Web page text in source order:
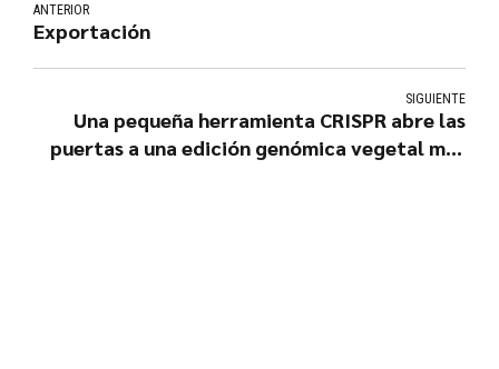
ANTERIOR
Exportación
SIGUIENTE
Una pequeña herramienta CRISPR abre las
puertas a una edición genómica vegetal más